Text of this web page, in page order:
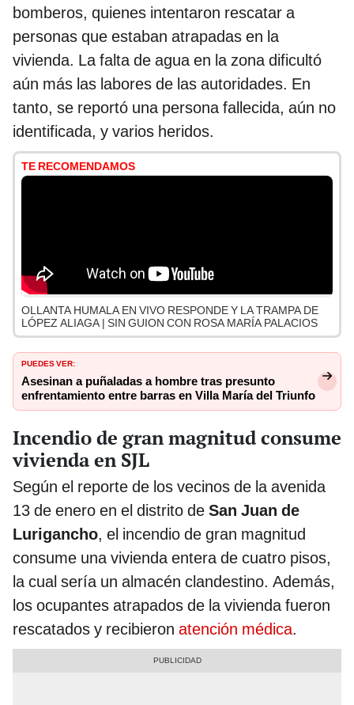
bomberos, quienes intentaron rescatar a
personas que estaban atrapadas en la
vivienda. La falta de agua en la zona dificultó
aún más las labores de las autoridades. En
tanto, se reportó una persona fallecida, aún no
identificada, y varios heridos.
TE RECOMENDAMOS
OLLANTA HUMALA EN VIVO RESPONDE Y LA TRAMPA DE
LÓPEZ ALIAGA | SIN GUION CON ROSA MARÍA PALACIOS
PUEDES VER:
Asesinan a puñaladas a hombre tras presunto
enfrentamiento entre barras en Villa María del Triunfo
Incendio de gran magnitud consume
vivienda en SJL
Según el reporte de los vecinos de la avenida
13 de enero en el distrito de San Juan de
Lurigancho, el incendio de gran magnitud
consume una vivienda entera de cuatro pisos,
la cual sería un almacén clandestino. Además,
los ocupantes atrapados de la vivienda fueron
rescatados y recibieron atención médica.